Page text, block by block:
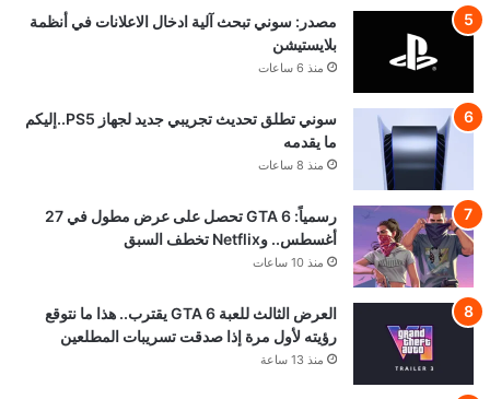
مصدر: سوني تبحث آلية ادخال الاعلانات في أنظمة
بلايستيشن
منذ 6 ساعات
سوني تطلق تحديث تجريبي جديد لجهاز PS5..إليكم
ما يقدمه
منذ 8 ساعات
رسمياً: GTA 6 تحصل على عرض مطول في 27
أغسطس.. وNetflix تخطف السبق
منذ 10 ساعات
العرض الثالث للعبة GTA 6 يقترب.. هذا ما نتوقع
رؤيته لأول مرة إذا صدقت تسريبات المطلعين
منذ 13 ساعة